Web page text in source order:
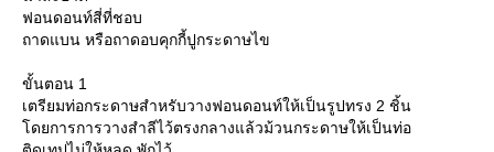
ฟอนดอนท์สี่ที่ชอบ
ถาดแบน หรือถาดอบคุกกี้ปูกระดาษไข
ขั้นตอน 1
เตรียมท่อกระดาษสำหรับวางฟอนดอนท์ให้เป็นรูปทรง 2 ชิ้น
ดยการการวางสำลีไว้ตรงกลางแล้วม้วนกระดาษให้เป็นท่อ